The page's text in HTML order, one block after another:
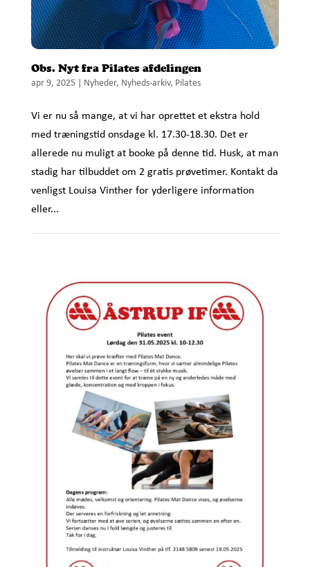
Obs. Nyt fra Pilates afdelingen
apr 9, 2025| Nyheder, Nyheds-arkiv, Pilates
Vi er nu så mange, at vi har oprettet et ekstra hold
med træningstid onsdage kl. 17.30-18.30. Det er
allerede nu muligt at booke på denne tid. Husk, at man
stadig har tilbuddet om 2 gratis prøvetimer. Kontakt da
venligst Louisa Vinther for yderligere information
eller...